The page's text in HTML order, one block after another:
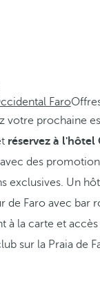
Faro
votre prochaine
réservez à
des
exclusives. Un
de Faro avec bar
à la carte et
sur la Praia de